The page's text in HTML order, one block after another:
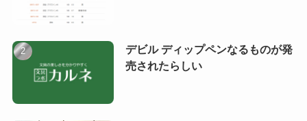
デビル ディップペンなるものが発
売されたらしい